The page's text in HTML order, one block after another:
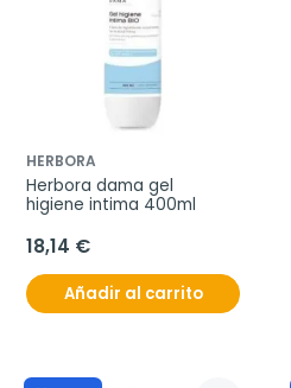
HERBORA
Herbora dama gel
higiene intima 400ml
18,14 €
Añadir al carrito